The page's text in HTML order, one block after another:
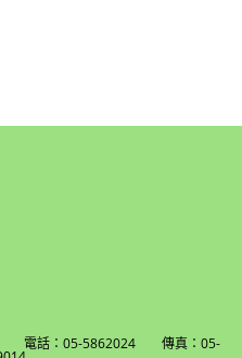
號 電話：05-5862024 傳真：05-